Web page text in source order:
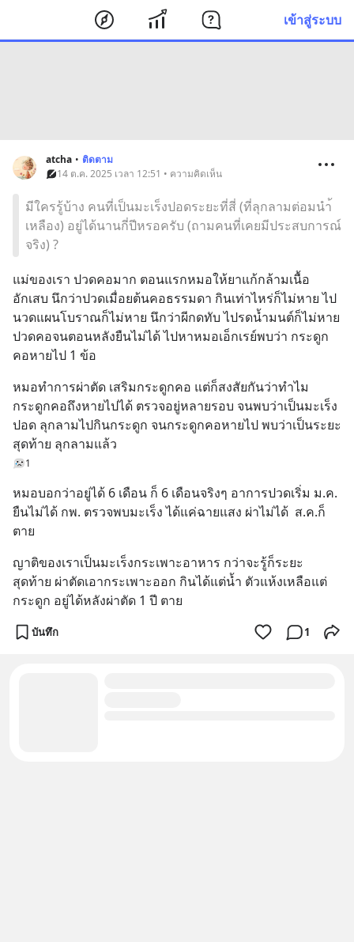
เข้าสู่ระบบ
atcha • ติดตาม
14 ต.ค. 2025 เวลา 12:51 • ความคิดเห็น
มีใครรู้บ้าง คนที่เป็นมะเร็งปอดระยะที่สี่ (ที่ลุกลามต่อมนำ้
เหลือง) อยู่ได้นานกี่ปีหรอครับ (ถามคนที่เคยมีประสบการณ์
จริง) ?
แม่ของเรา ปวดคอมาก ตอนแรกหมอให้ยาแก้กล้ามเนื้อ
อักเสบ นึกว่าปวดเมื่อยต้นคอธรรมดา กินเท่าไหร่ก็ไม่หาย ไป
นวดแผนโบราณก็ไม่หาย นึกว่าผีกดทับ ไปรดน้ำมนต์ก็ไม่หาย
ปวดคอจนตอนหลังยืนไม่ได้ ไปหาหมอเอ็กเรย์พบว่า กระดูก
คอหายไป 1 ข้อ
หมอทำการผ่าตัด เสริมกระดูกคอ แต่ก็สงสัยกันว่าทำไม
กระดูกคอถึงหายไปได้ ตรวจอยู่หลายรอบ จนพบว่าเป็นมะเร็ง
ปอด ลุกลามไปกินกระดูก จนกระดูกคอหายไป พบว่าเป็นระยะ
สุดท้าย ลุกลามแล้ว
1
หมอบอกว่าอยู่ได้ 6 เดือน ก็ 6 เดือนจริงๆ อาการปวดเริ่ม ม.ค.
ยืนไม่ได้ กพ. ตรวจพบมะเร็ง ได้แค่ฉายแสง ผ่าไม่ได้  ส.ค.ก็
ตาย
ญาติของเราเป็นมะเร็งกระเพาะอาหาร กว่าจะรู้ก็ระยะ
สุดท้าย ผ่าตัดเอากระเพาะออก กินได้แต่น้ำ ตัวแห้งเหลือแต่
กระดูก อยู่ได้หลังผ่าตัด 1 ปี ตาย
บันทึก 1